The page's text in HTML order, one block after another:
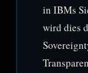
in IBMs
wird dies